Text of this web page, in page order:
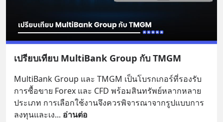
เปรียบเทียบ MultiBank Group กับ TMGM
MultiBank Group และ TMGM เป็นโบรกเกอร์ที่รองรับ
การซื้อขาย Forex และ CFD พร้อมสินทรัพย์หลากหลาย
ประเภท การเลือกใช้งานจึงควรพิจารณาจากรูปแบบการ
ลงทุนและเง... อ่านต่อ